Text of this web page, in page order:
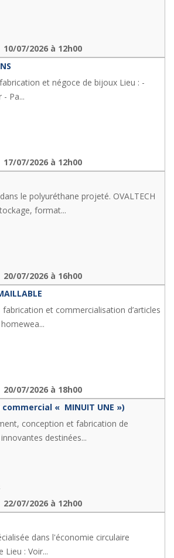
10/07/2026 à 12h00
et négoce de bijoux Lieu : -
Pa...
17/07/2026 à 12h00
le polyuréthane projeté. OVALTECH
format...
20/07/2026 à 16h00
et commercialisation d’articles
20/07/2026 à 18h00
commercial « MINUIT UNE »)
conception et fabrication de
destinées...
22/07/2026 à 12h00
dans l'économie circulaire
Lieu : Voir...